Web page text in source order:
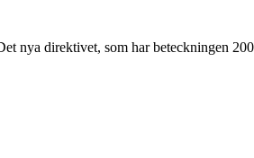
nya direktivet, som har beteckningen